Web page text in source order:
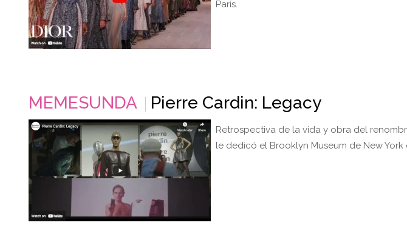
París.
MEMESUNDA Pierre Cardin: Legacy
Retrospectiva de la vida y obra del
le dedicó el Brooklyn Museum de New York